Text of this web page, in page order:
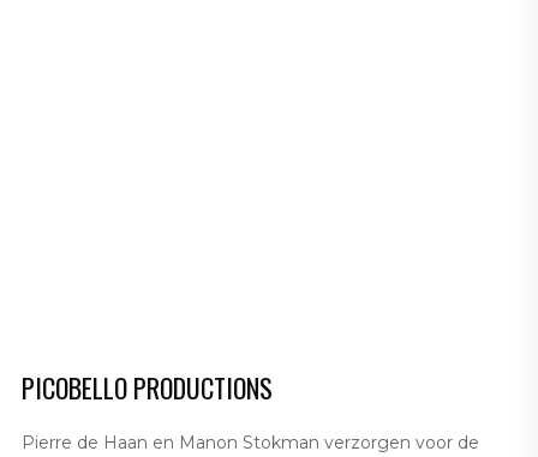
PICOBELLO PRODUCTIONS
Pierre de Haan en Manon Stokman verzorgen voor de